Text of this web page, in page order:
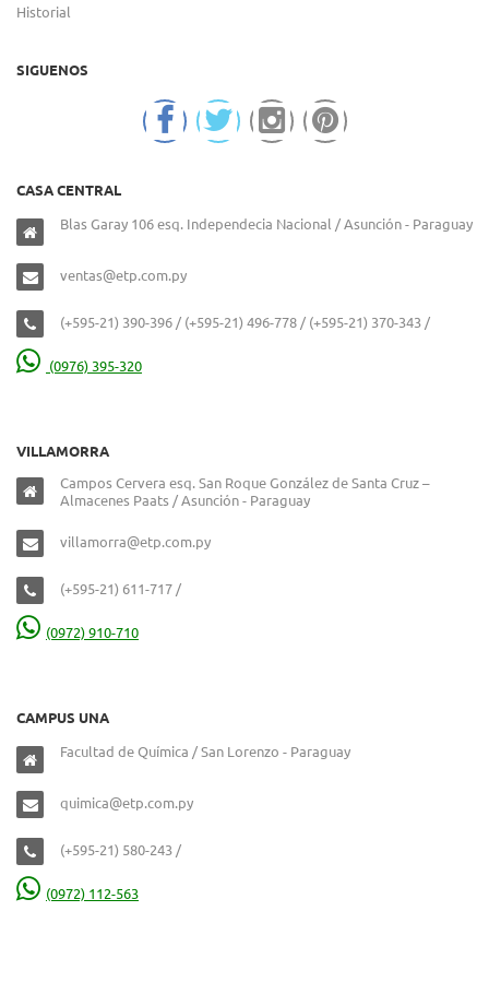
Historial
SIGUENOS
CASA CENTRAL
Blas Garay 106 esq. Independecia Nacional / Asunción - Paraguay
ventas@etp.com.py
(+595-21) 390-396 / (+595-21) 496-778 / (+595-21) 370-343 /
(0976) 395-320
VILLAMORRA
Campos Cervera esq. San Roque González de Santa Cruz –
Almacenes Paats / Asunción - Paraguay
villamorra@etp.com.py
(+595-21) 611-717 /
(0972) 910-710
CAMPUS UNA
Facultad de Química / San Lorenzo - Paraguay
quimica@etp.com.py
(+595-21) 580-243 /
(0972) 112-563